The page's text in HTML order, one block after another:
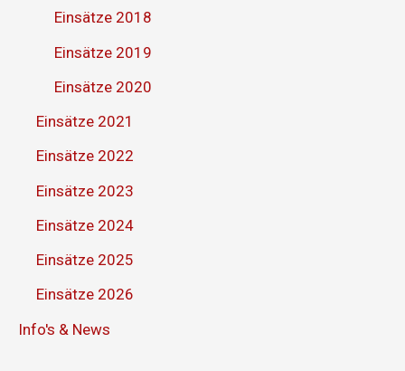
Einsätze 2018
Einsätze 2019
Einsätze 2020
Einsätze 2021
Einsätze 2022
Einsätze 2023
Einsätze 2024
Einsätze 2025
Einsätze 2026
Info's & News